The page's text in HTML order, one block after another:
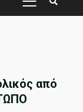
PRIMARY
από